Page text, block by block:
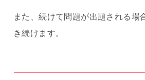
また、続けて問題が出題される
き続けます。